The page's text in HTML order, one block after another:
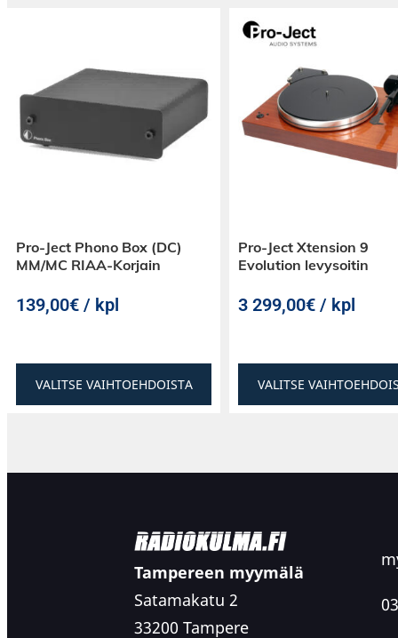
Pro-Ject Phono Box (DC)
MM/MC RIAA-Korjain
139,00€ / kpl
VALITSE VAIHTOEHDOISTA
Pro-Ject Xtension 9
Evolution levysoitin
3 299,00€ / kpl
VALITSE
Tampereen myymälä
Satamakatu 2
33200 Tampere